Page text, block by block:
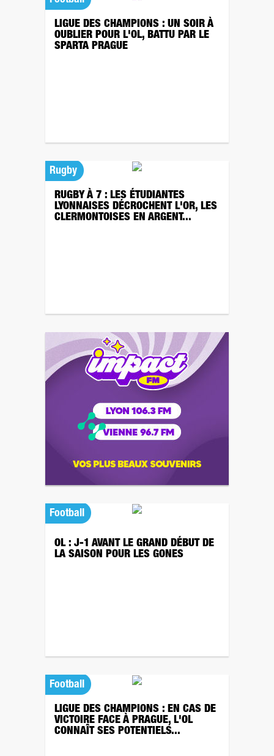
LIGUE DES CHAMPIONS : UN SOIR À
OUBLIER POUR L'OL, BATTU PAR LE
SPARTA PRAGUE
Rugby
RUGBY À 7 : LES ÉTUDIANTES
LYONNAISES DÉCROCHENT L'OR, LES
CLERMONTOISES EN ARGENT...
Football
OL : J-1 AVANT LE GRAND DÉBUT DE
LA SAISON POUR LES GONES
Football
LIGUE DES CHAMPIONS : EN CAS DE
VICTOIRE FACE À PRAGUE, L'OL
CONNAÎT SES POTENTIELS...